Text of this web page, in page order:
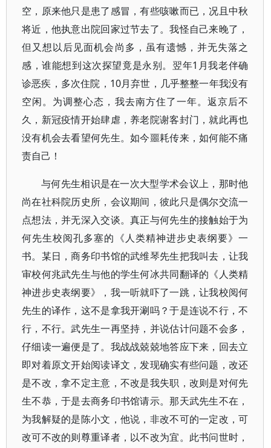
空，原来他只是患了感冒，有些咳嗽而已，况且中秋
将近，他执意出院回家过节去了。我怪自己来晚了，
但又想以后见面机会尚多，虽有遗憾，并无失落之
感，谁能想到这次探望竟是永别。翌年1月我老伴确
诊恶疾，多次住院，10月弃世，几乎整整一年我没有
空闲。为调整心态，我去南方住了一年。返京后不
久，新冠疫情开始肆虐，养老院谢客封门，就此再也
没有机会去看望何先生。如今噩耗传来，如何能不痛
责自己！
与何先生相识是在一次大型学术会议上，那时他
尚在社科院历史所，会议期间，彼此只是偶尔交流一
点想法，并无深入交谈。真正与何先生的接触始于为
何先生校阅孔多塞的《人类精神进步史表纲要》一
书。某日，商务印书馆的武维琴先生把我叫去，让我
审校何兆武先生与他的学生何冰共同翻译的《人类精
神进步史表纲要》，我一听就吓了一跳，让我校阅何
先生的译作，这不是拿我开涮吗？于是连说不行，不
行，不行。武先生一再坚持，并说估计问题不会多，
仔细读一遍便是了。我战战兢兢地答应下来，回去立
即对着原文开始阅读译文，发现确实有些问题，改还
是不改，拿不定主意，不改是我失职，改则是对何先
生不恭，于是去商务印书馆请示。那天武先生不在，
为我解疑的是陈小文，他说，非改不可的一定改，可
改可不改的则尊重译者，以不改为宜。此书问世时，